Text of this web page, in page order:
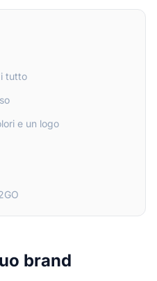
tutto
e un logo
brand